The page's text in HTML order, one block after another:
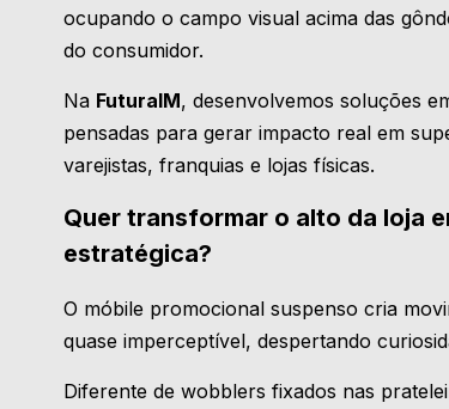
ocupando o campo visual acima das
do consumidor.
Na FuturaIM, desenvolvemos soluções
pensadas para gerar impacto real em
varejistas, franquias e lojas físicas.
Quer transformar o alto da loja
estratégica?
O móbile promocional suspenso cria
quase imperceptível, despertando
Diferente de wobblers fixados nas